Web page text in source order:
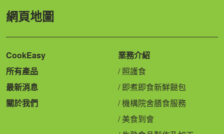
網頁地圖
CookEasy
所有產品
最新消息
關於我們
業務介紹
照護食
即煮即食新鮮餸包
機構院舍膳食服務
美食到會